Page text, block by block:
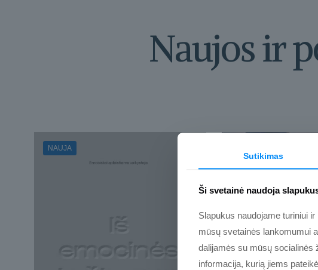
Naujos ir
NAUJA
Sutikimas
Ši svetainė naudoja
Slapukus naudojame turiniui
mūsų svetainės lankomumui
dalijamės su mūsų socialinės
informacija, kurią jiems